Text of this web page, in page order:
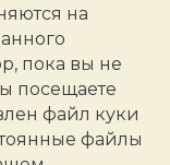
на
пока вы не
посещаете
файл куки
файлы